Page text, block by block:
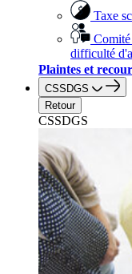
Taxe
Comité
difficulté
Plaintes et
CSSDGS
Retour
CSSDGS